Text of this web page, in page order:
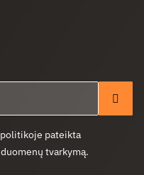
politikoje pateikta
tvarkymą.